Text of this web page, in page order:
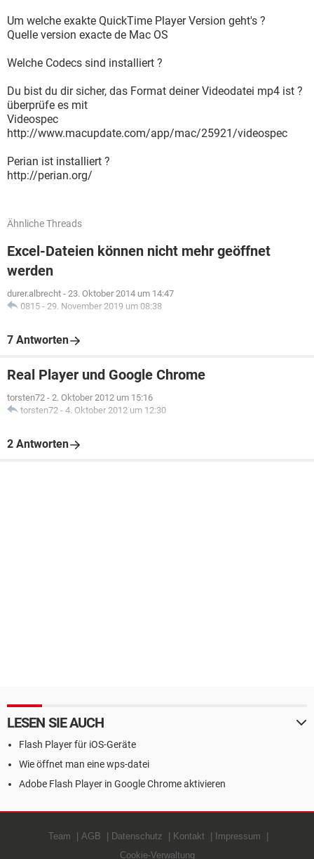
Um welche exakte QuickTime Player Version geht's ?
Quelle version exacte de Mac OS
Welche Codecs sind installiert ?
Du bist du dir sicher, das Format deiner Videodatei mp4 ist ?
überprüfe es mit
Videospec
http://www.macupdate.com/app/mac/25921/videospec
Perian ist installiert ?
http://perian.org/
Ähnliche Threads
Excel-Dateien können nicht mehr geöffnet
werden
durer.albrecht - 23. Oktober 2014 um 14:47
0815 - 29. November 2019 um 08:38
7 Antworten
Real Player und Google Chrome
torsten72 - 2. Oktober 2012 um 15:16
torsten72 - 4. Oktober 2012 um 12:30
2 Antworten
LESEN SIE AUCH
Flash Player für iOS-Geräte
Wie öffnet man eine wps-datei
Adobe Flash Player in Google Chrome aktivieren
Team AGB Datenschutz Kontakt
Impressum
Cookie-Verwaltung